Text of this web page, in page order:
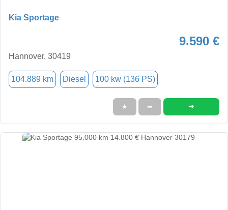
Kia Sportage
9.590 €
Hannover, 30419
104.889 km Diesel 100 kw (136 PS)
★ ➦ ➜